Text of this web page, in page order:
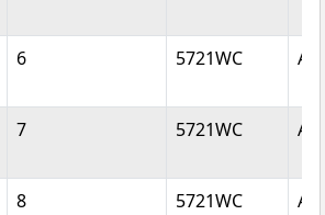
6 5721WC
7 5721WC
8 5721WC